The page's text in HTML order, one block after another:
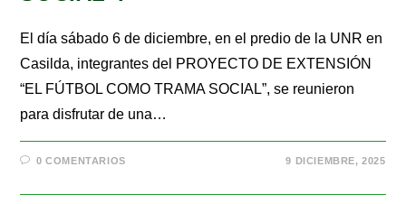
El día sábado 6 de diciembre, en el predio de la UNR en
Casilda, integrantes del PROYECTO DE EXTENSIÓN
“EL FÚTBOL COMO TRAMA SOCIAL”, se reunieron
para disfrutar de una…
0 COMENTARIOS 9 DICIEMBRE, 2025